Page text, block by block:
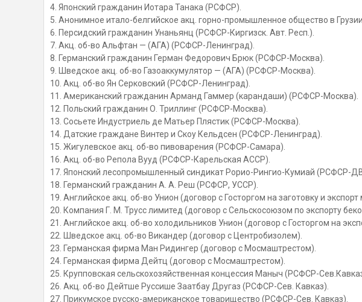
4. Японский гражданин Иотара Танака (РСФСР).
5. Анонимное итало-белгийское акц. горно-промышленное общество в
6. Персидский гражданин Унаньянц (РСФСР-Киргизск. Авт. Респ.).
7. Акц. об-во Альфтан — (АГА) (РСФСР-Ленинград).
8. Германский гражданин Герман Федорович Брюк (РСФСР-Москва).
9. Шведское акц. об-во Газоаккумулятор — (АГА) (РСФСР-Москва).
10. Акц. об-во Ян Серковский (РСФСР-Ленинград).
11. Американский гражданин Арманд Гаммер (карандаши) (РСФСР-Москва).
12. Польский гражданин О. Триллинг (РСФСР-Москва).
13. Сосьете Индустриель де Матьер Плястик (РСФСР-Москва).
14. Датские граждане Винтер и Скоу Кельдсен (РСФСР-Ленинград).
15. Жигулевское акц. об-во пивоварения (РСФСР-Самара).
16. Акц. об-во Репола Вууд (РСФСР-Карельская АССР).
17. Японский лесопромышленный синдикат Рорио-Рингио-Кумиай (РСФСР-
18. Германский гражданин А. А. Реш (РСФСР, УССР).
19. Английское акц. об-во Унион (договор с Госторгом на заготовку и экспорт
20. Компания Г. М. Трусс лимитед (договор с Сельскосоюзом по экспорту
21. Английское акц. об-во холодильников Унион (договор с Госторгом на
22. Шведское акц. об-во Викандер (договор с Центробизолем).
23. Германская фирма Ман Ридингер (договор с Мосмаштрестом).
24. Германская фирма Дейтц (договор с Мосмаштрестом).
25. Крупповская сельскохозяйственная концессия Маныч (РСФСР-
26. Акц. об-во Дейтше Руссише Заатбау Другаз (РСФСР-Сев. Кавказ).
27. Прикумское русско-американское товарищество (РСФСР-Сев. Кавказ).